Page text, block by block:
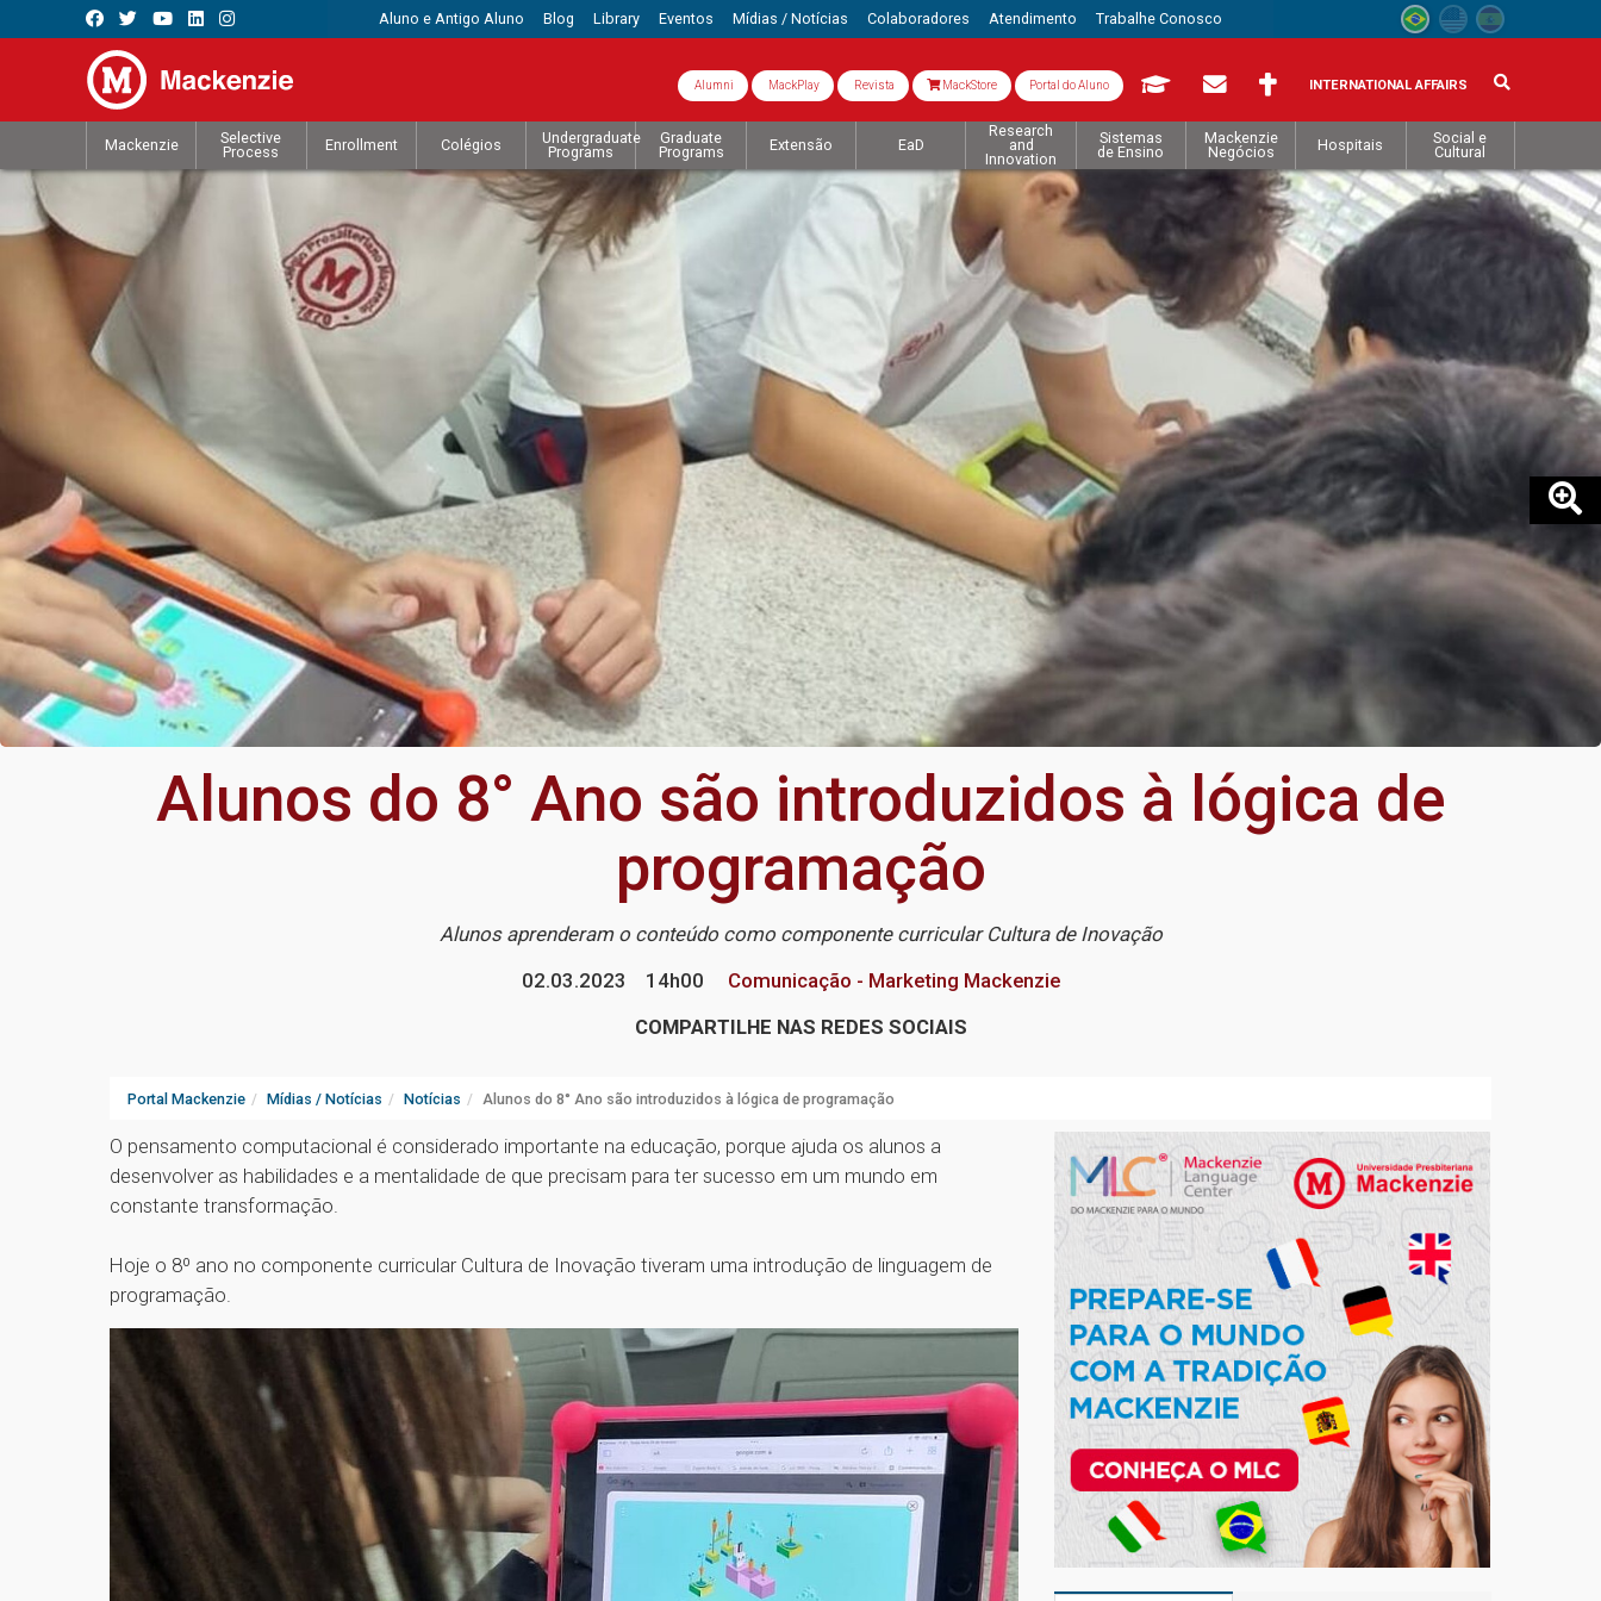
Aluno e Antigo Aluno Blog Library Eventos Mídias / Notícias Colaboradores Atendimento Trabalhe Conosco
Alumni MackPlay Revista MackStore Portal do Aluno INTERNATIONAL AFFAIRS
Mackenzie
Selective
Process
Enrollment Colégios
Undergraduate
Programs
Graduate
Programs
Extensão EaD
Research
and
Innovation
Sistemas
de Ensino
Mackenzie
Negócios
Hospitais
Social e
Cultural
Alunos do 8° Ano são introduzidos à lógica de
programação
Alunos aprenderam o conteúdo como componente curricular Cultura de Inovação
02.03.2023
14h00
Comunicação - Marketing Mackenzie
COMPARTILHE NAS REDES SOCIAIS
Portal Mackenzie Mídias / Notícias Notícias Alunos do 8° Ano são introduzidos à lógica de programação
O pensamento computacional é considerado importante na educação, porque ajuda os alunos a
desenvolver as habilidades e a mentalidade de que precisam para ter sucesso em um mundo em
constante transformação.
Hoje o 8º ano no componente curricular Cultura de Inovação tiveram uma introdução de linguagem de
programação.